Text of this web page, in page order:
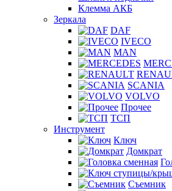
Клемма АКБ
Зеркала
DAF
IVECO
MAN
SCANIA
VOLVO
Прочее
ТСП
Инструмент
Ключ
Домкрат
Съемник